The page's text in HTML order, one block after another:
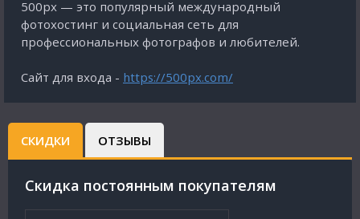
500px — это популярный международный
фотохостинг и социальная сеть для
профессиональных фотографов и любителей.
Сайт для входа - https://500px.com/
СКИДКИ ОТЗЫВЫ
Cкидка постоянным покупателям